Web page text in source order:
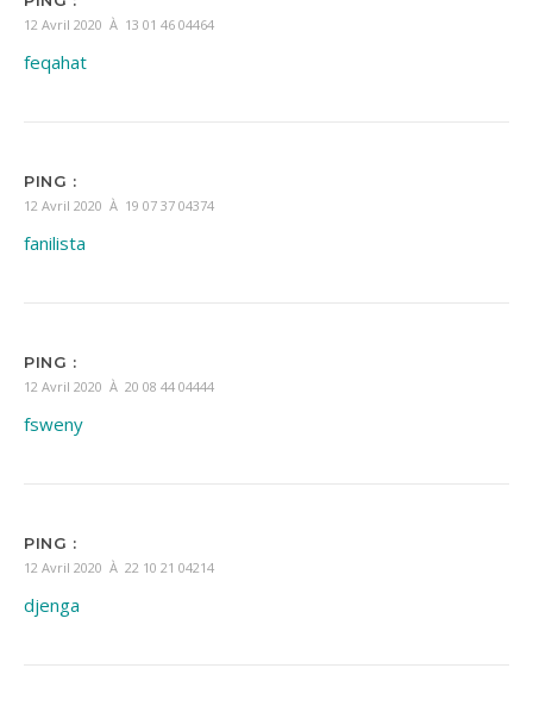
12 Avril 2020 À 13 01 46 04464
feqahat
PING :
12 Avril 2020 À 19 07 37 04374
fanilista
PING :
12 Avril 2020 À 20 08 44 04444
fsweny
PING :
12 Avril 2020 À 22 10 21 04214
djenga